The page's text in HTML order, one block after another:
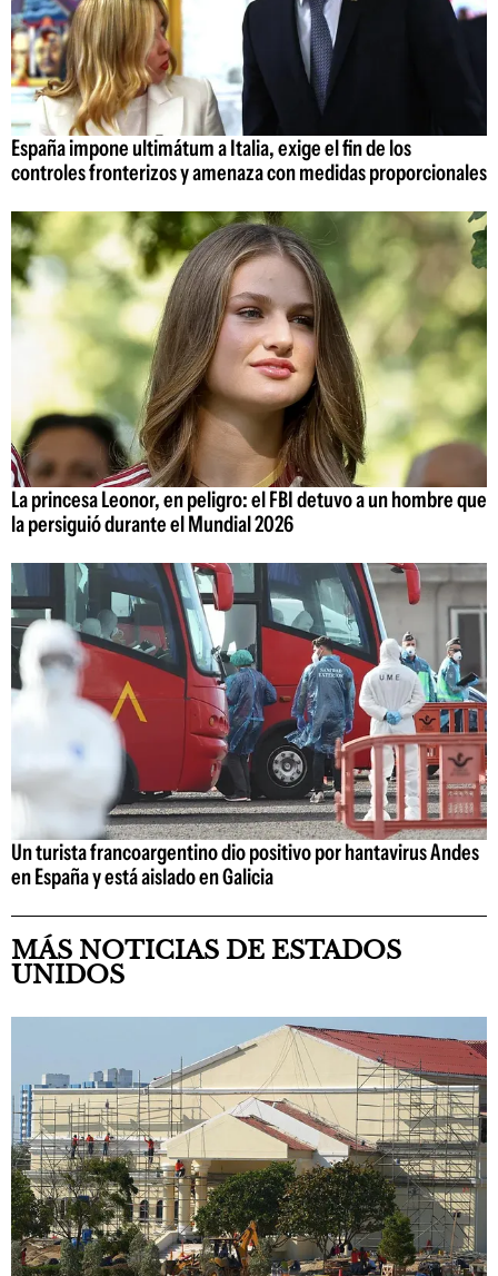
España impone ultimátum a Italia, exige el fin de los
controles fronterizos y amenaza con medidas proporcionales
La princesa Leonor, en peligro: el FBI detuvo a un hombre que
la persiguió durante el Mundial 2026
Un turista francoargentino dio positivo por hantavirus Andes
en España y está aislado en Galicia
MÁS NOTICIAS DE ESTADOS
UNIDOS